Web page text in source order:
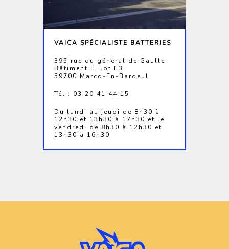
VAICA SPÉCIALISTE BATTERIES
395 rue du général de Gaulle
Bâtiment E, lot E3
59700 Marcq-En-Baroeul
Tél : 03 20 41 44 15
Du lundi au jeudi de 8h30 à
12h30 et 13h30 à 17h30 et le
vendredi de 8h30 à 12h30 et
13h30 à 16h30